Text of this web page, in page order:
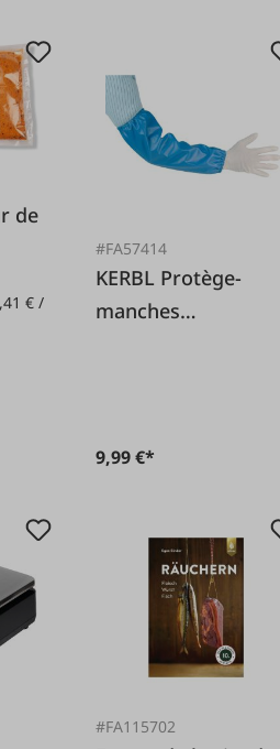
€ /
#FA57414
KERBL Protège-
manches
9,99 €*
#FA115702